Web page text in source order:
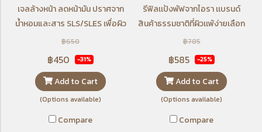
เจลล้างหน้า ลดหน้ามัน ปราศจาก
น้ำหอมและสาร SLS/SLES เพื่อผิว
แห้งและผิวแพ้ง่าย
฿650
฿450 -31%
Add to Cart
(Options available)
Compare
รีฟิลเเป้งพัฟจากไอรา เเบรนด์
สินค้าธรรมชาติที่ผิวเเพ้ง่ายเลือก
ใช้
฿785
฿585 -25%
Add to Cart
(Options available)
Compare